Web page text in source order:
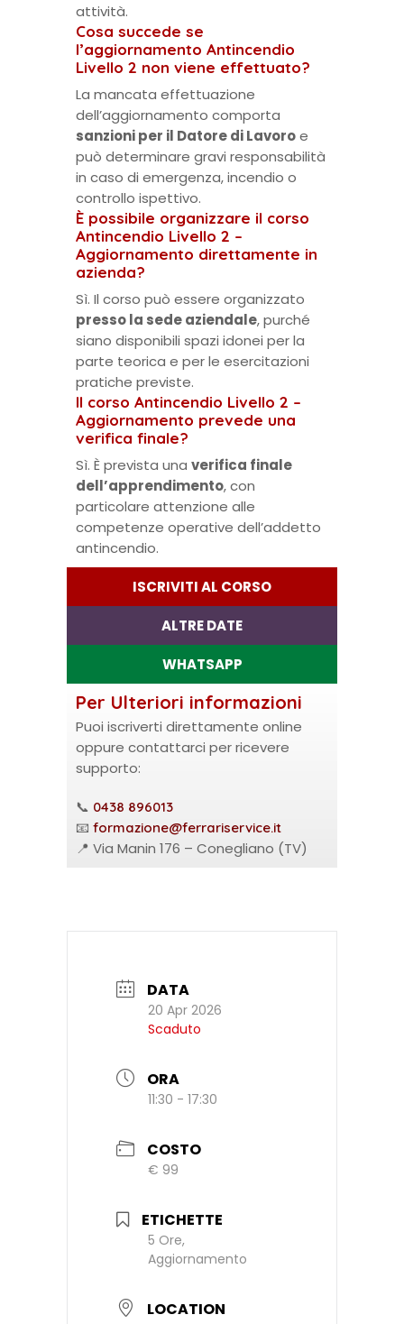
attività.
Cosa succede se
l’aggiornamento Antincendio
Livello 2 non viene effettuato?
La mancata effettuazione
dell’aggiornamento comporta
sanzioni per il Datore di Lavoroe
può determinare gravi responsabilità
in caso di emergenza, incendio o
controllo ispettivo.
È possibile organizzare il corso
Antincendio Livello 2 –
Aggiornamento direttamente in
azienda?
Sì. Il corso può essere organizzato
presso la sede aziendale, purché
siano disponibili spazi idonei per la
parte teorica e per le esercitazioni
pratiche previste.
Il corso Antincendio Livello 2 –
Aggiornamento prevede una
verifica finale?
Sì. È prevista una verifica finale
dell’apprendimento, con
particolare attenzione alle
competenze operative dell’addetto
antincendio.
ISCRIVITI AL CORSO
ALTRE DATE
WHATSAPP
Per Ulteriori informazioni
Puoi iscriverti direttamente online
oppure contattarci per ricevere
supporto:
📞 0438 896013
📧 formazione@ferrariservice.it
📍 Via Manin 176 – Conegliano (TV)
DATA
20 Apr 2026
Scaduto
ORA
11:30 - 17:30
COSTO
€ 99
ETICHETTE
5 Ore,
Aggiornamento
LOCATION